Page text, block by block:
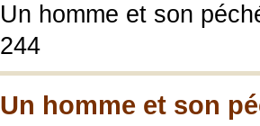
Un homme et son
244
Un homme et son